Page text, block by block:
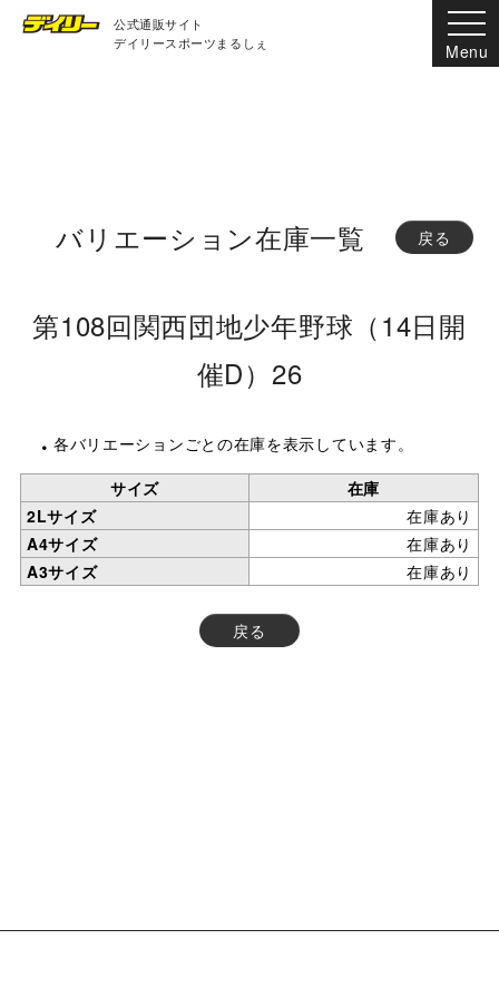
公式通販サイト
デイリースポーツまるしぇ
バリエーション在庫一覧 戻る
第108回関西団地少年野球（14日開
催D）26
各バリエーションごとの在庫を表示しています。
サイズ
在庫
2Lサイズ
在庫あり
A4サイズ
在庫あり
A3サイズ
在庫あり
戻る